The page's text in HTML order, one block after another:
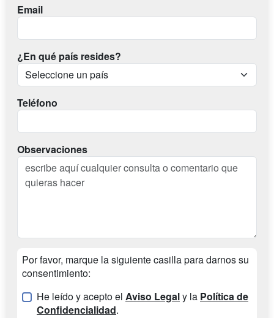
Email
¿En qué país resides?
Teléfono
Observaciones
Por favor, marque la siguiente casilla para darnos su
consentimiento:
He leído y acepto el Aviso Legaly la Política de
Confidencialidad.